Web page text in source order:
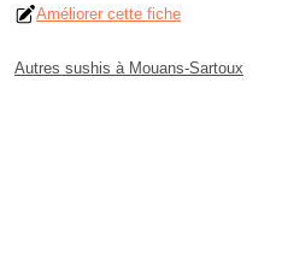
Améliorer cette fiche
Autres sushis à Mouans-Sartoux